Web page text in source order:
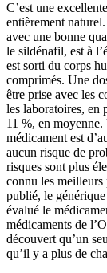
C’est une
entièrement
avec une bonne
le sildénafil, est à
est sorti du corps
comprimés. Une
être prise avec les
les laboratoires, en
11 %, en
médicament est
aucun risque de
risques sont plus
connu les meilleurs
publié, le
évalué le
médicaments de
découvert qu’un
qu’il y a plus de